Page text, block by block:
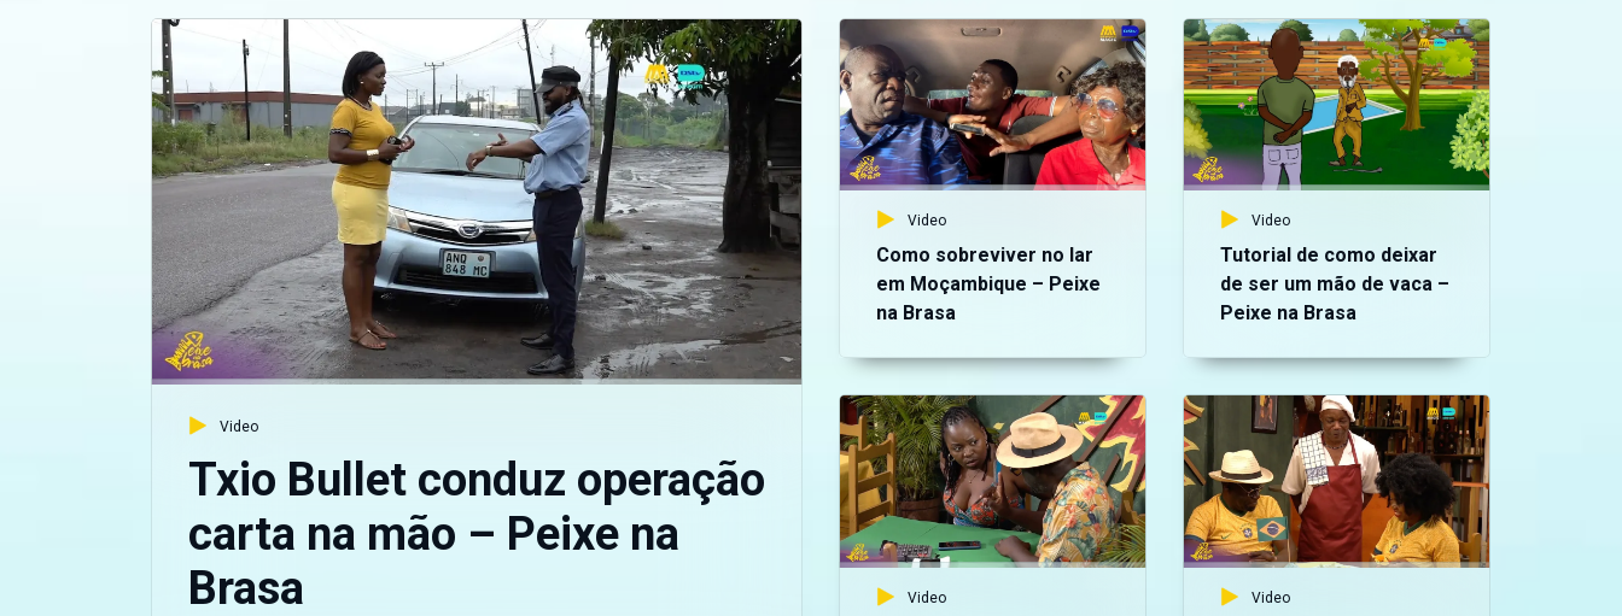
Video
Txio Bullet conduz operação
carta na mão – Peixe na
Brasa
Video
Como sobreviver no lar
em Moçambique – Peixe
na Brasa
Video
Tutorial de como deixar
de ser um mão de vaca –
Peixe na Brasa
Video Video